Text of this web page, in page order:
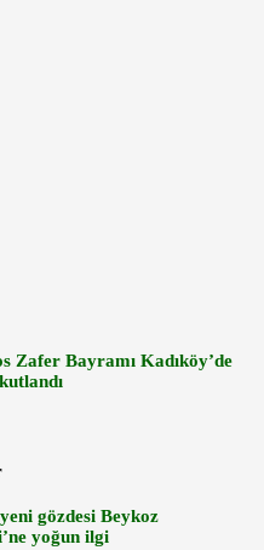
Zafer Bayramı Kadıköy’de
yeni gözdesi Beykoz
yoğun ilgi